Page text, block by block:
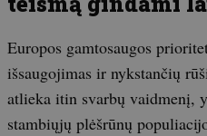
Europos gamtosaugos
išsaugojimas ir nykstančių
atlieka itin svarbų vaidmenį,
stambiųjų plėšrūnų